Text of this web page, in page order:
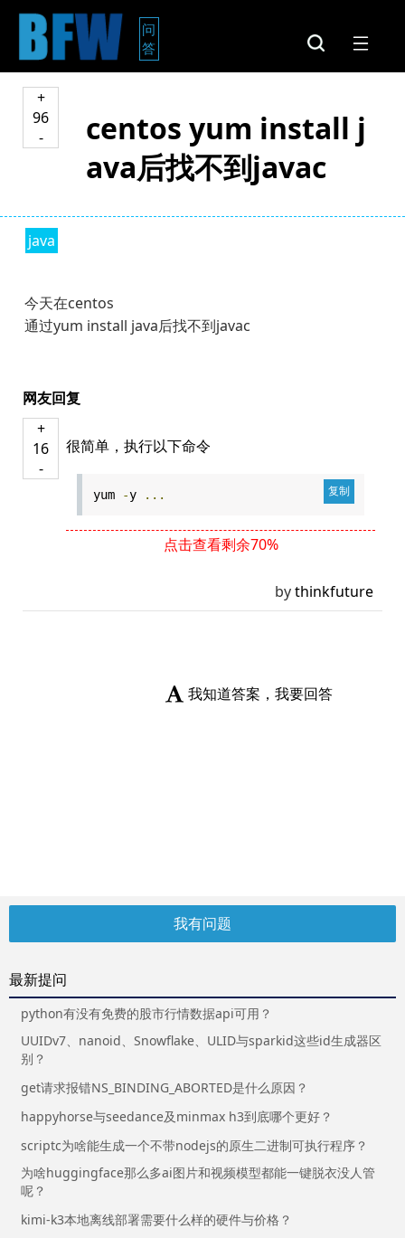
问
答
+
96
-
centos yum install j
ava后找不到javac
java
今天在centos
通过yum install java后找不到javac
网友回复
+
16
-
很简单，执行以下命令
yum -y ...
点击查看剩余70%
bythinkfuture
我知道答案，我要回答
我有问题
最新提问
python有没有免费的股市行情数据api可用？
UUIDv7、nanoid、Snowflake、ULID与sparkid这些id生成器区
别？
get请求报错NS_BINDING_ABORTED是什么原因？
happyhorse与seedance及minmax h3到底哪个更好？
scriptc为啥能生成一个不带nodejs的原生二进制可执行程序？
为啥huggingface那么多ai图片和视频模型都能一键脱衣没人管
呢？
kimi-k3本地离线部署需要什么样的硬件与价格？